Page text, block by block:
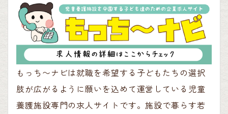
もっち〜ナビは就職を希望する子どもたちの選択
肢が広がるように願いを込めて運営している児童
養護施設専門の求人サイトです。施設で暮らす若